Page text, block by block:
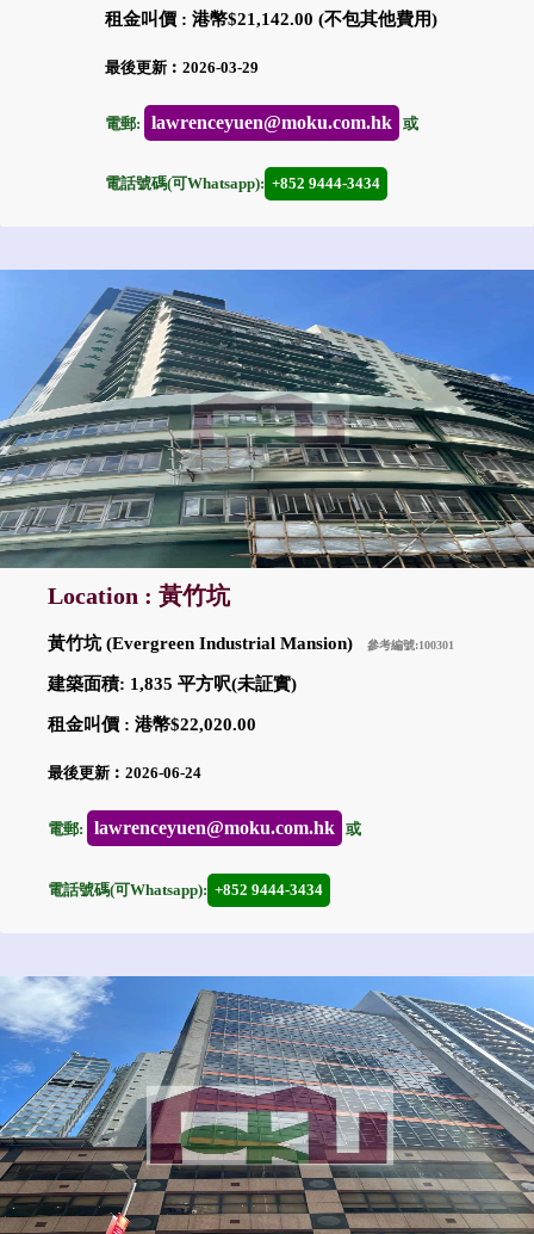
租金叫價 : 港幣$21,142.00 (不包其他費用)
最後更新︰2026-03-29
電郵: lawrenceyuen@moku.com.hk 或
電話號碼(可Whatsapp): +852 9444-3434
Location : 黃竹坑
黃竹坑 (Evergreen Industrial Mansion) 參考編號:100301
建築面積: 1,835 平方呎(未証實)
租金叫價 : 港幣$22,020.00
最後更新︰2026-06-24
電郵: lawrenceyuen@moku.com.hk 或
電話號碼(可Whatsapp): +852 9444-3434